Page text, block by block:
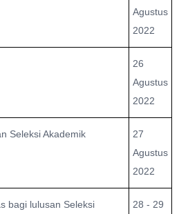
Agustus
2022
26
Agustus
2022
Seleksi Akademik
27
Agustus
2022
bagi lulusan Seleksi
28 - 29